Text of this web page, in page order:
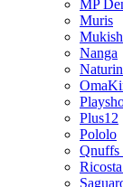
MP
Muris
Nanga
Plus12
Pololo
Qnuffs